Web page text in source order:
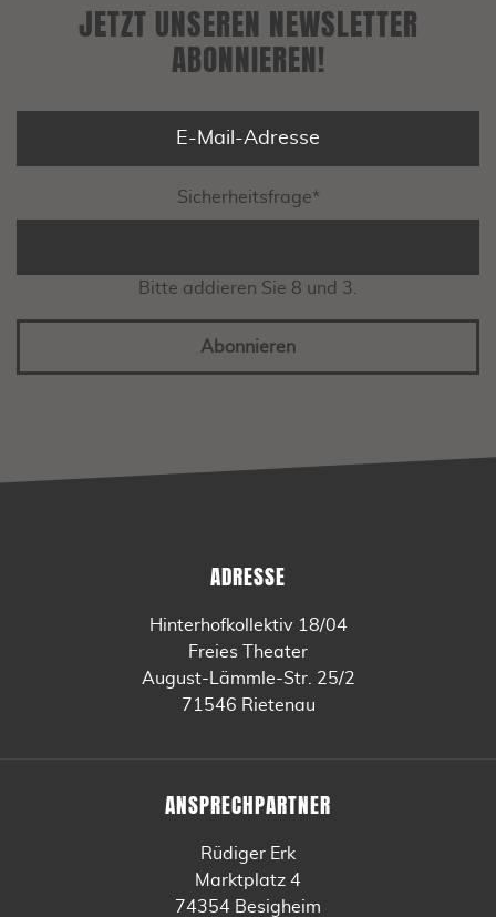
JETZT UNSEREN NEWSLETTER
ABONNIEREN!
Sicherheitsfrage*
Bitte addieren Sie 8 und 3.
Abonnieren
ADRESSE
Hinterhofkollektiv 18/04
Freies Theater
August-Lämmle-Str. 25/2
71546 Rietenau
ANSPRECHPARTNER
Rüdiger Erk
Marktplatz 4
74354 Besigheim